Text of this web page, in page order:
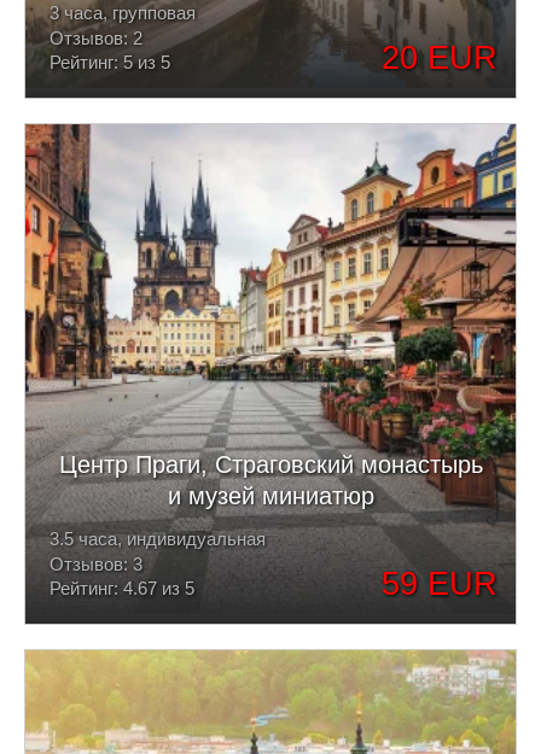
20 EUR
3 часа, групповая
Отзывов: 2
Рейтинг: 5 из 5
Центр Праги, Страговский монастырь
и музей миниатюр
59 EUR
3.5 часа, индивидуальная
Отзывов: 3
Рейтинг: 4.67 из 5